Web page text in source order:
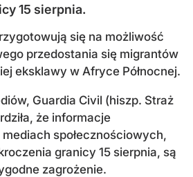
15 sierpnia.
się na możliwość
przedostania się migrantów
eksklawy w Afryce Północnej.
Guardia Civil (hiszp. Straż
że informacje
społecznościowych,
granicy 15 sierpnia, są
zagrożenie.